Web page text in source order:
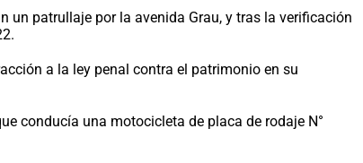
un patrullaje por la avenida Grau, y tras la verificación
a la ley penal contra el patrimonio en su
conducía una motocicleta de placa de rodaje N°